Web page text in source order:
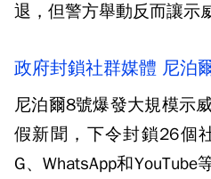
退，但警方舉動反而讓示
政府封鎖社群媒體 尼泊
尼泊爾8號爆發大規模示
假新聞，下令封鎖26個
G、WhatsApp和